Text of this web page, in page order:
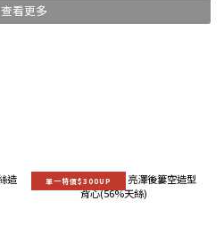
查看更多
單一特價$300UP